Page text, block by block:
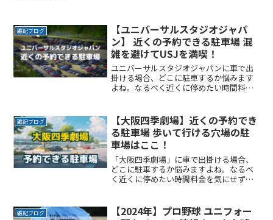
雑記ブログ
【ユニバーサルスタジオジャパ
ン】 近くの予約できる駐車場 混
雑を避けてUSJを満喫！
ユニバーサルスタジオジャパンに車で出
掛ける場合、どこに駐車するか悩みます
よね。なるべく近くに停めたい時間料金
い帰りは渋滞を避けてスムーズに帰りた
いここでは、ユニバーサルReadMore...
雑記ブログ
【大阪四季劇場】近くの予約でき
る駐車場 歩いて行ける穴場の駐
車場はここ！
「大阪四季劇場」に車で出掛ける場合、
どこに駐車するか悩みますよね。なるべ
く近くに停めたい時間料金を気にせず楽
を避けてスムーズに帰りたいここでは、
「大阪四季劇場」付近でおReadMore...
雑記ブログ
【2024年】プロ野球 ユニフォー